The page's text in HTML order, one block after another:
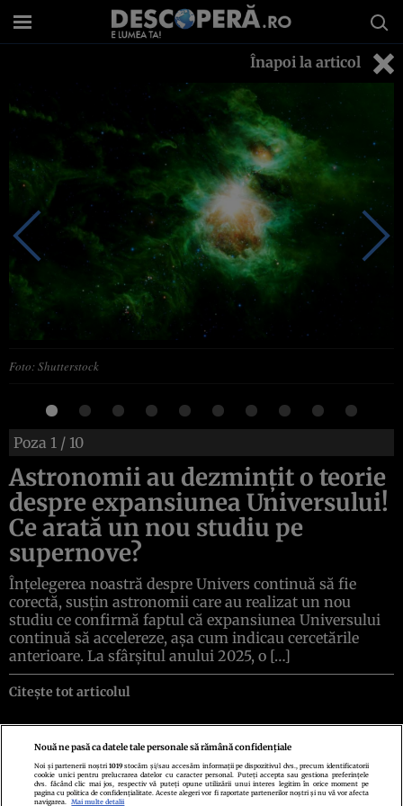
Înapoi la articol
Foto: Shutterstock
Poza 1 / 10
Astronomii au dezmințit o teorie
despre expansiunea Universului!
Ce arată un nou studiu pe
supernove?
Înțelegerea noastră despre Univers continuă să fie
corectă, susțin astronomii care au realizat un nou
studiu ce confirmă faptul că expansiunea Universului
continuă să accelereze, așa cum indicau cercetările
anterioare. La sfârșitul anului 2025, o […]
Citește tot articolul
Politica de confidenţialitatePolitica de cookiesTermeni şi condiţii
Echipa redacționalăContactSetări Cookies
Nouă ne pasă ca datele tale personale să rămână confidențiale
Noi și partenerii noștri1019 stocăm și/sau accesăm informații pe dispozitivul dvs., precum identificatorii
cookie unici pentru prelucrarea datelor cu caracter personal. Puteți accepta sau gestiona preferințele
dvs. făcând clic mai jos, respectiv vă puteți opune utilizării unui interes legitim în orice moment pe
pagina cu politica de confidențialitate. Aceste alegeri vor fi raportate partenerilor noștri și nu vă vor afecta
navigarea.
Mai multe detalii